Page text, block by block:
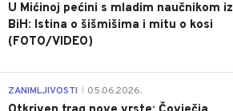
U Mićinoj pećini s mladim naučnikom iz
BiH: Istina o šišmišima i mitu o kosi
(FOTO/VIDEO)
ZANIMLJIVOSTI 05.06.2026.